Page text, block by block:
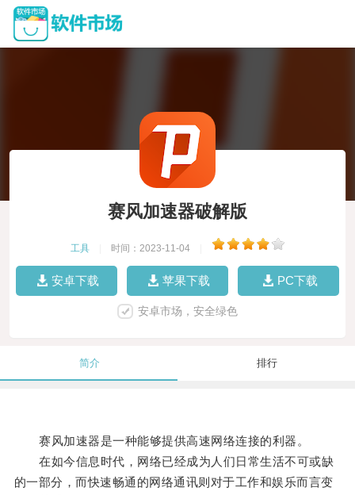
赛风加速器破解版
工具 时间：2023-11-04
安卓下载 苹果下载 PC下载
安卓市场，安全绿色
简介 排行
赛风加速器是一种能够提供高速网络连接的利器。
在如今信息时代，网络已经成为人们日常生活不可或缺
的一部分，而快速畅通的网络通讯则对于工作和娱乐而言变